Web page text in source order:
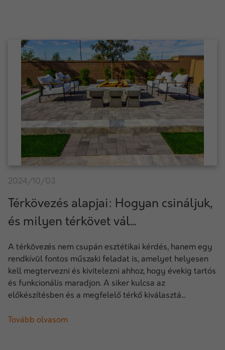
2024/10/03
Térkövezés alapjai: Hogyan csináljuk,
és milyen térkövet vál...
A térkövezés nem csupán esztétikai kérdés, hanem egy
rendkívül fontos műszaki feladat is, amelyet helyesen
kell megtervezni és kivitelezni ahhoz, hogy évekig tartós
és funkcionális maradjon. A siker kulcsa az
előkészítésben és a megfelelő térkő kiválasztá...
Tovább olvasom